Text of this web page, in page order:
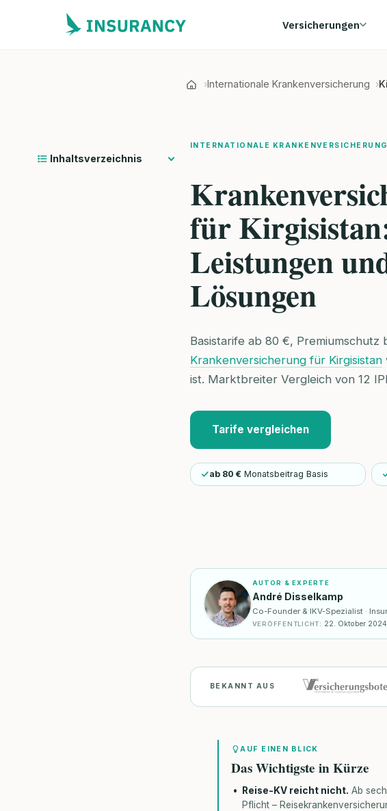
Versicherungen
Internationale Krankenversicherung
INTERNATIONALE
für
Leistungen
Lösungen
Basistarife ab 80 €, Premiumschutz
Krankenversicherung für Kirgisistan
ist. Marktbreiter Vergleich von 12
Tarife vergleichen
ab 80 € Monatsbeitrag Basis
AUTOR & EXPERTE
André Disselkamp
Co-Founder & IKV-Spezialist ·
VERÖFFENTLICHT: 22. Oktober 2024
BEKANNT AUS
Inhaltsverzeichnis
AUF EINEN BLICK
Das Wichtigste in Kürze
Reise-KV reicht nicht. Ab
Pflicht –